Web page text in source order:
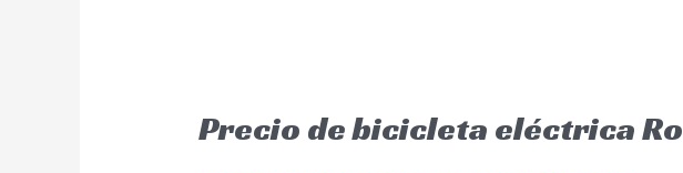
Precio de bicicleta eléctrica